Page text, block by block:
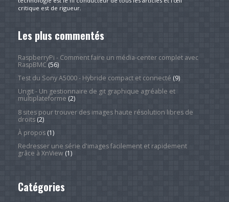
critique est de rigueur.
Les plus commentés
RaspberryPi - Comment faire un média-center complet avec
RaspBMC(56)
Test du Sony A5000 - Hybride compact et connecté (9)
Ungit - Un gestionnaire de git graphique agréable et
multiplateforme (2)
8 sites pour trouver des images haute résolution libres de
droits(2)
À propos(1)
Redresser une série d'images facilement et rapidement
grâce à XnView(1)
Catégories